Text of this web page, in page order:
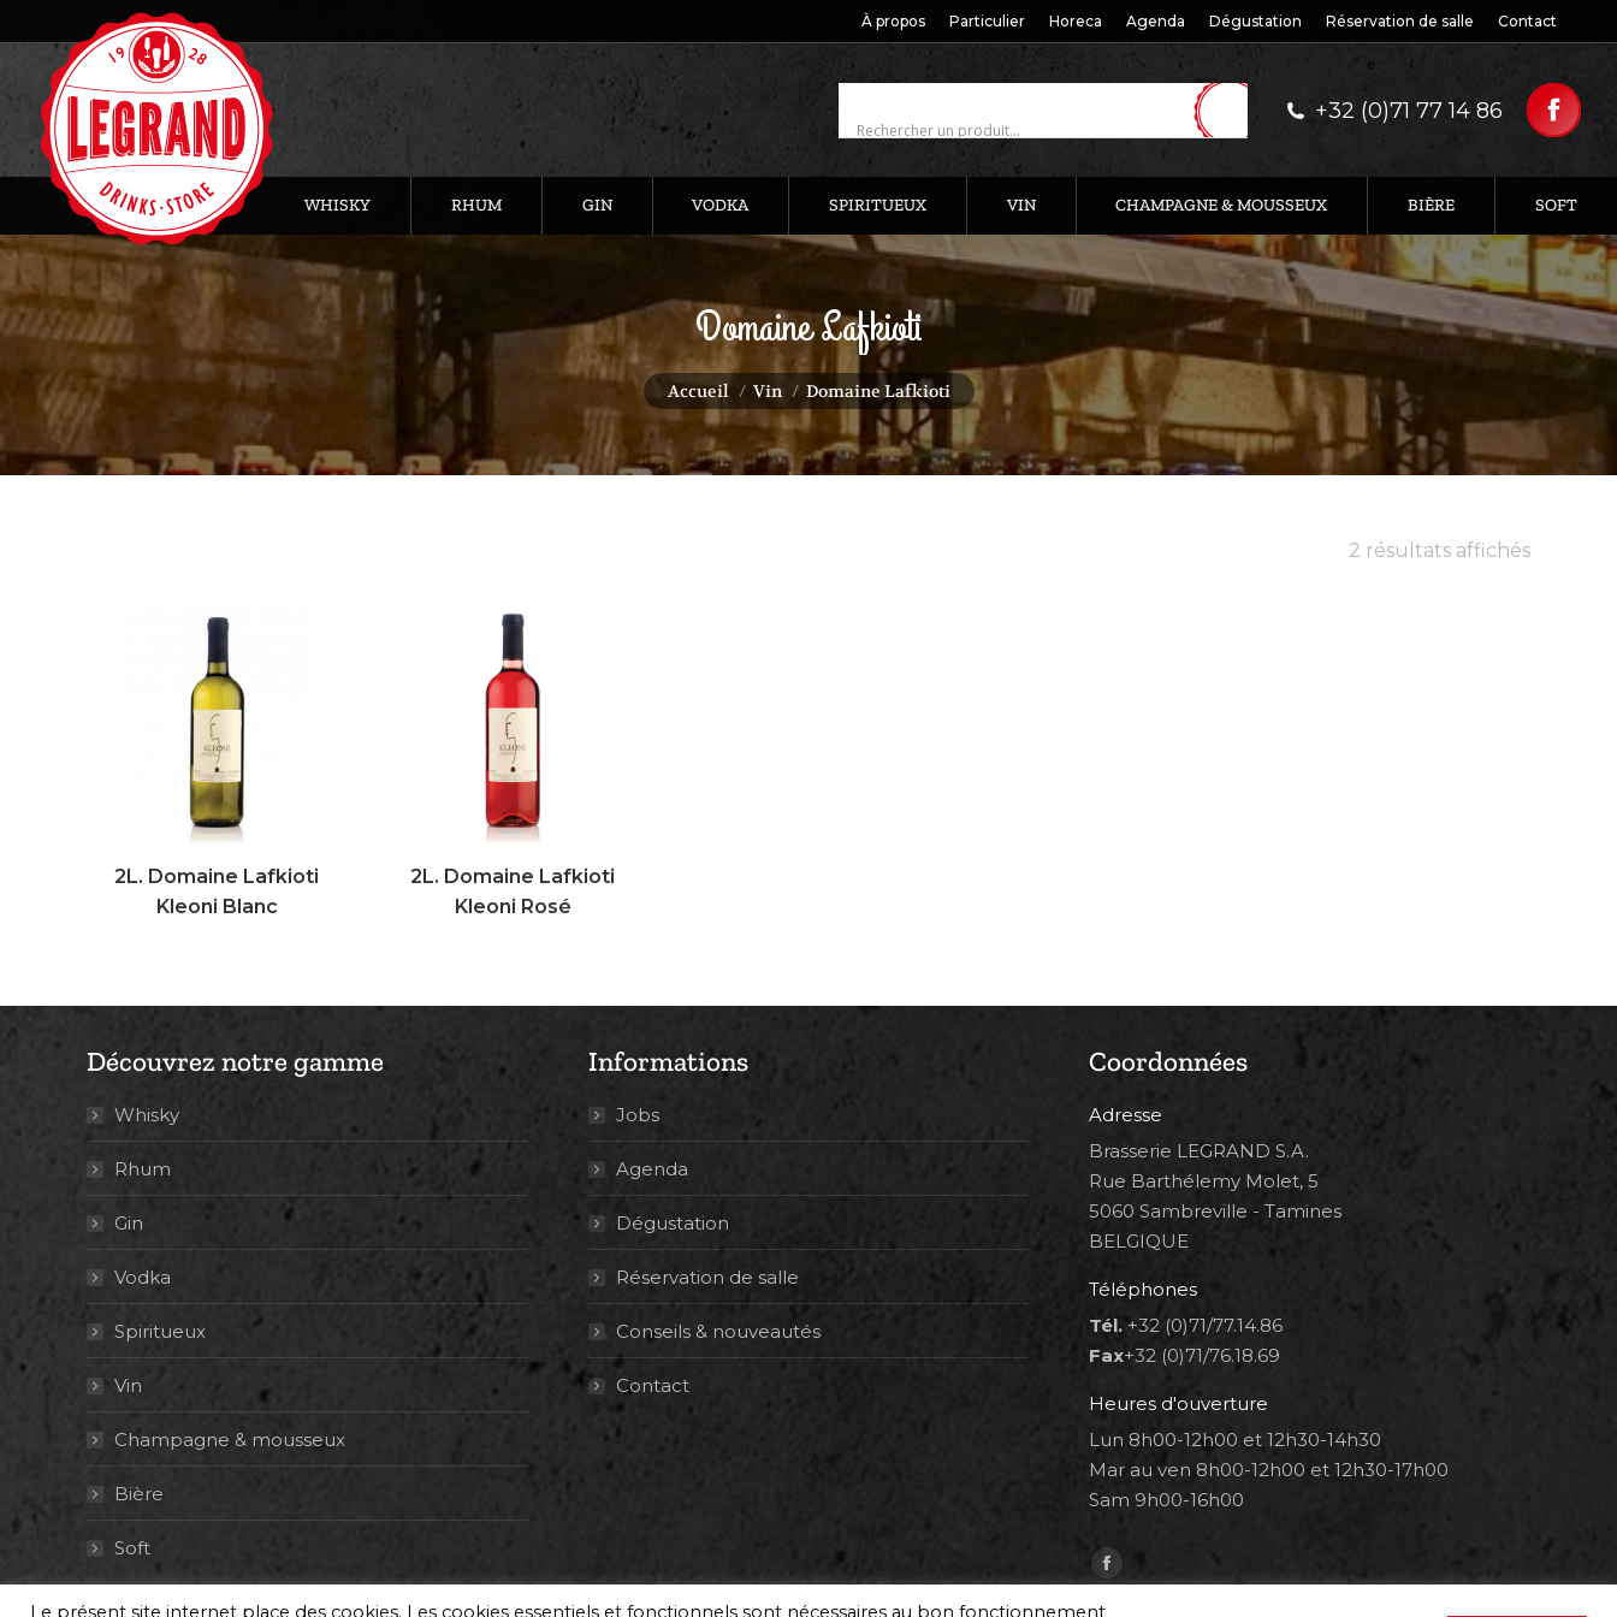
À propos Particulier Horeca Agenda Dégustation Réservation de salle Contact
+32 (0)71 77 14 86
WHISKY RHUM GIN VODKA SPIRITUEUX VIN CHAMPAGNE & MOUSSEUX BIÈRE SOFT
Domaine Lafkioti
Vous êtes ici :
Accueil Vin Domaine Lafkioti
2 résultats affichés
2L. Domaine Lafkioti
Kleoni Blanc
2L. Domaine Lafkioti
Kleoni Rosé
Découvrez notre gamme
Whisky
Rhum
Gin
Vodka
Spiritueux
Vin
Champagne & mousseux
Bière
Soft
Informations
Jobs
Agenda
Dégustation
Réservation de salle
Conseils & nouveautés
Contact
Coordonnées
Adresse
Brasserie LEGRAND S.A.
Rue Barthélemy Molet, 5
5060 Sambreville - Tamines
BELGIQUE
Téléphones
Tél. +32 (0)71/77.14.86
Fax+32 (0)71/76.18.69
Heures d'ouverture
Lun 8h00-12h00 et 12h30-14h30
Mar au ven 8h00-12h00 et 12h30-17h00
Sam 9h00-16h00
Trouvez nous sur :
Facebook
page
Le présent site internet place des cookies. Les cookies essentiels et fonctionnels sont nécessaires au bon fonctionnement